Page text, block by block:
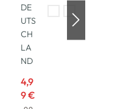
DE
UTS
CH
LA
ND
4,9
9 €